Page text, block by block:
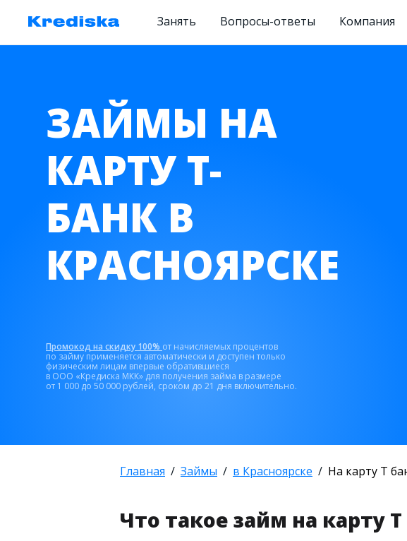
Занять Вопросы-ответы Компания
ЗАЙМЫ НА
КАРТУ Т-
БАНК В
КРАСНОЯРСКЕ
Промокод на скидку 100% от начисляемых процентов
по займу применяется автоматически и доступен только
физическим лицам впервые обратившиеся
в ООО «Кредиска МКК» для получения займа в размере
от 1 000 до 50 000 рублей, сроком до 21 дня включительно.
Главная Займы в Красноярске На карту Т
Что такое займ на карту